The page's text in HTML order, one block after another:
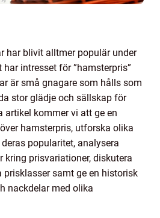
har blivit alltmer populär under
har intresset för ”hamsterpris”
är små gnagare som hålls som
stor glädje och sällskap för
artikel kommer vi att ge en
hamsterpris, utforska olika
popularitet, analysera
prisvariationer, diskutera
samt ge en historisk
nackdelar med olika